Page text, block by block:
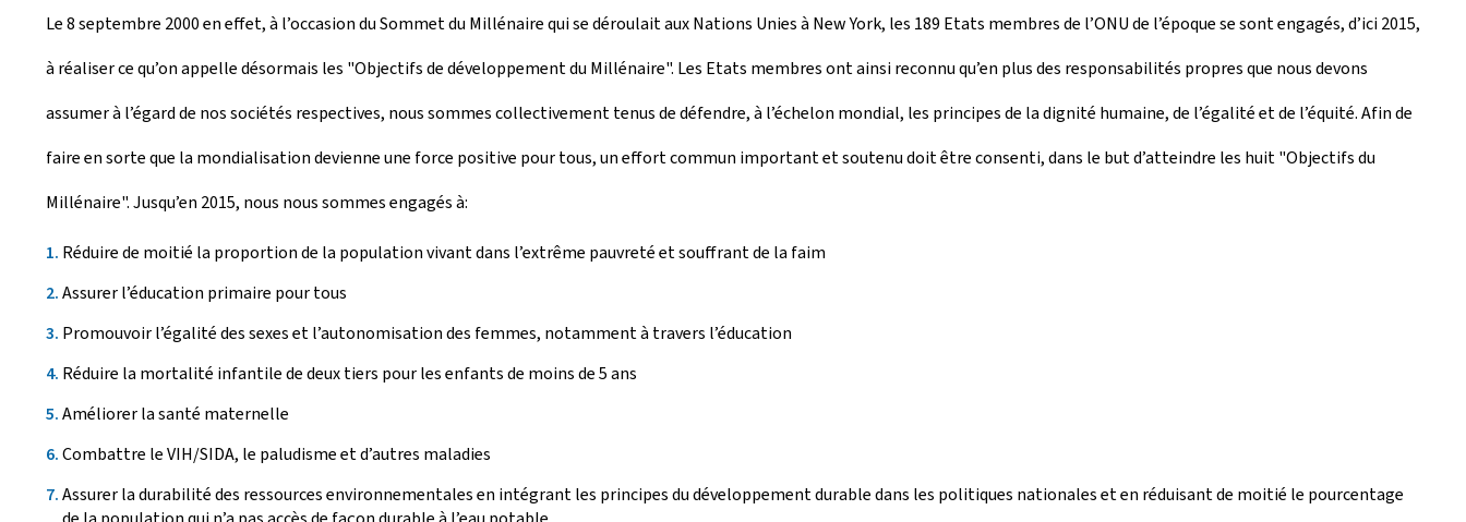
Le 8 septembre 2000 en effet, à l’occasion du Sommet du Millénaire qui se déroulait aux Nations Unies à New York, les 189 Etats membres de l’ONU de l’époque se sont engagés, d’ici 2015,
à réaliser ce qu’on appelle désormais les "Objectifs de développement du Millénaire". Les Etats membres ont ainsi reconnu qu’en plus des responsabilités propres que nous devons
assumer à l’égard de nos sociétés respectives, nous sommes collectivement tenus de défendre, à l’échelon mondial, les principes de la dignité humaine, de l’égalité et de l’équité. Afin de
faire en sorte que la mondialisation devienne une force positive pour tous, un effort commun important et soutenu doit être consenti, dans le but d’atteindre les huit "Objectifs du
Millénaire". Jusqu’en 2015, nous nous sommes engagés à:
Réduire de moitié la proportion de la population vivant dans l’extrême pauvreté et souffrant de la faim
Assurer l’éducation primaire pour tous
Promouvoir l’égalité des sexes et l’autonomisation des femmes, notamment à travers l’éducation
Réduire la mortalité infantile de deux tiers pour les enfants de moins de 5 ans
Améliorer la santé maternelle
Combattre le VIH/SIDA, le paludisme et d’autres maladies
Assurer la durabilité des ressources environnementales en intégrant les principes du développement durable dans les politiques nationales et en réduisant de moitié le pourcentage